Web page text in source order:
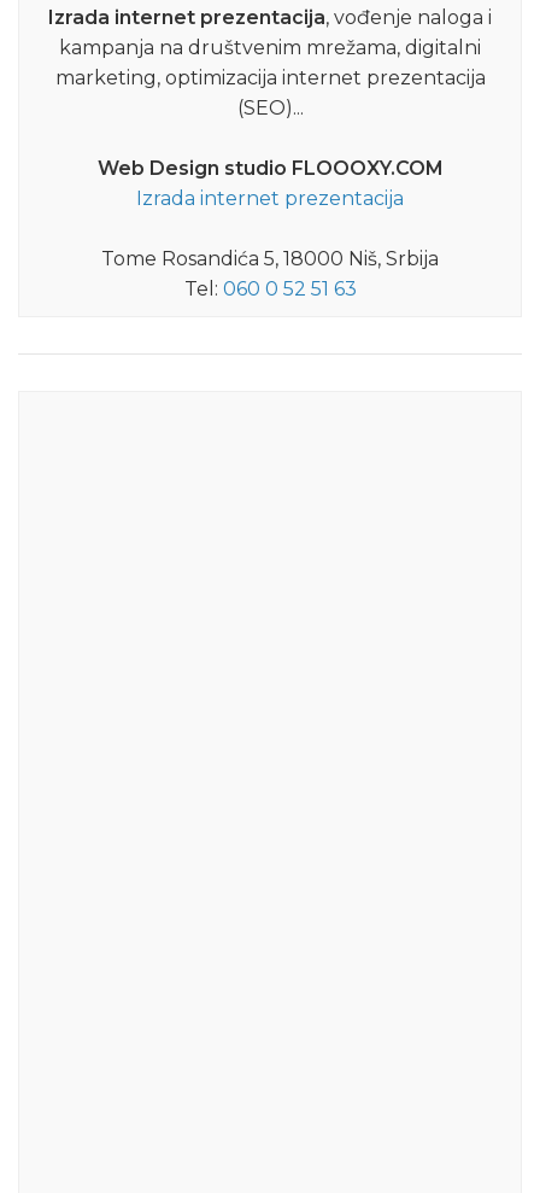
Izrada internet prezentacija, vođenje naloga i
kampanja na društvenim mrežama, digitalni
marketing, optimizacija internet prezentacija
(SEO)...
Web Design studio FLOOOXY.COM
Izrada internet prezentacija
Tome Rosandića 5, 18000 Niš, Srbija
Tel: 060 0 52 51 63